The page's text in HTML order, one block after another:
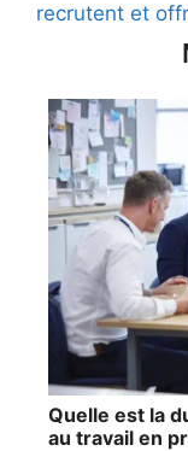
recrutent et
Quelle est la
au travail en